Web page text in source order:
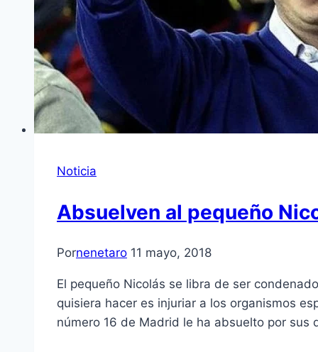
Noticia
Absuelven al pequeño
Pornenetaro 11 mayo, 2018
El pequeño Nicolás se libra de ser
quisiera hacer es injuriar a los organismos
número 16 de Madrid le ha absuelto por sus